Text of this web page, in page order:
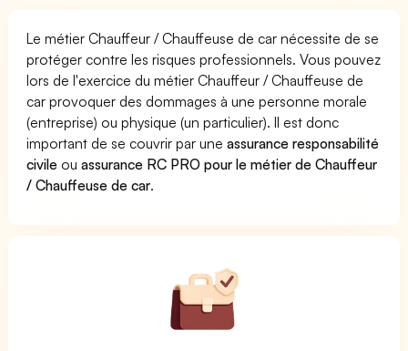
Le métier Chauffeur / Chauffeuse de car nécessite de se
protéger contre les risques professionnels. Vous pouvez
lors de l'exercice du métier Chauffeur / Chauffeuse de
car provoquer des dommages à une personne morale
(entreprise) ou physique (un particulier). Il est donc
important de se couvrir par uneassurance responsabilité
civile ouassurance RC PRO pour le métier de Chauffeur
/ Chauffeuse de car.